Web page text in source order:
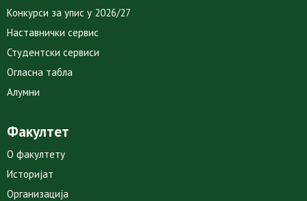
Конкурси за упис у 2026/27
Наставнички сервис
Студентски сервиси
Огласна табла
Алумни
Факултет
О факултету
Историјат
Организација